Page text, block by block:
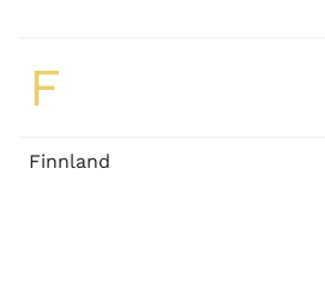
F
Finnland